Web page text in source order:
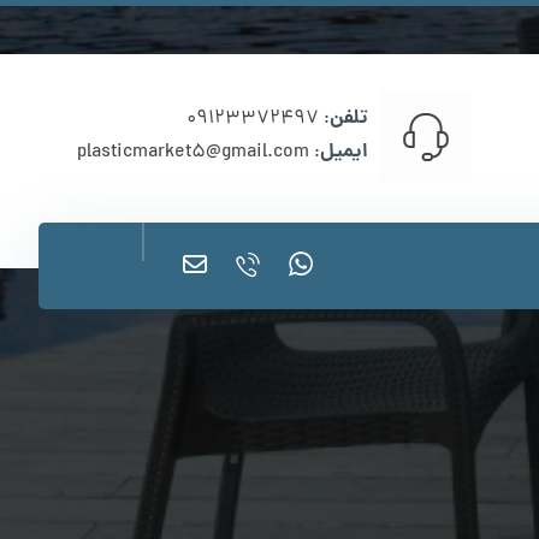
تلفن: 09123372497
ایمیل: plasticmarket5@gmail.com